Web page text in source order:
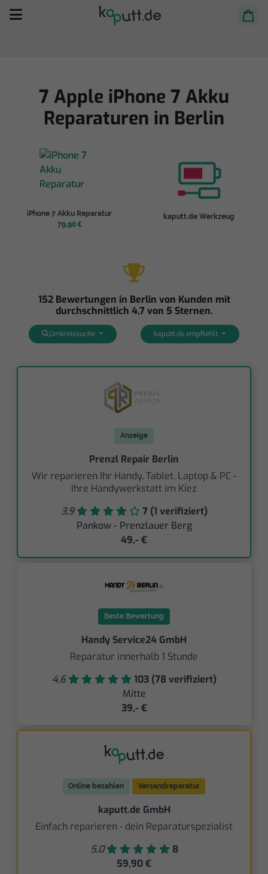
Selbst reparieren
Reparieren lassen
Shop
7 Apple iPhone 7 Akku
Reparaturen in Berlin
iPhone 7 Akku Reparatur
79,90 €
kaputt.de Werkzeug
152 Bewertungen in Berlin von Kunden mit
durchschnittlich 4,7 von 5 Sternen.
Umkreissuche kaputt.de empfiehlt
Anzeige
Prenzl Repair Berlin
Wir reparieren Ihr Handy, Tablet, Laptop & PC -
Ihre Handywerkstatt im Kiez
3,9
7 (1 verifiziert)
Pankow - Prenzlauer Berg
49,- €
Beste Bewertung
Handy Service24 GmbH
Reparatur innerhalb 1 Stunde
4,6
103 (78 verifiziert)
Mitte
39,- €
Online bezahlen Versandreparatur
kaputt.de GmbH
Einfach reparieren - dein Reparaturspezialist
5,0
8
59,90 €